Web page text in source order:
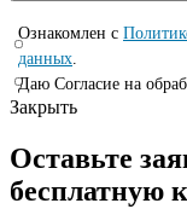
Ознакомлен с
данных.
Даю Согласие на
Закрыть
Оставьте
бесплатную